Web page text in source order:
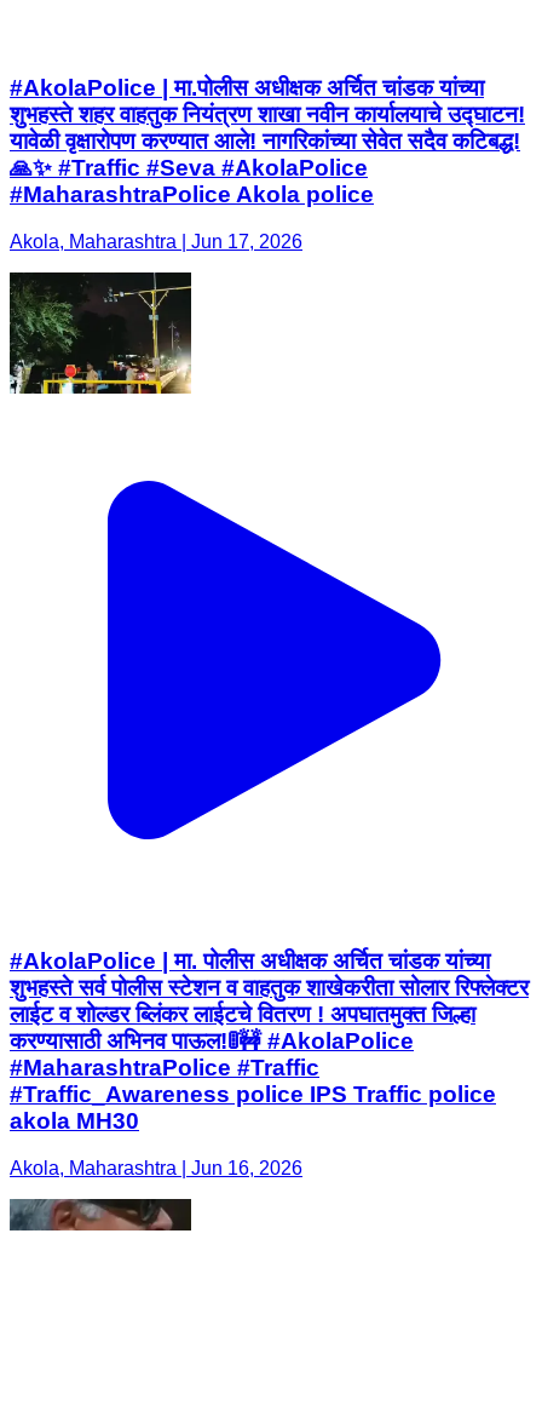
#AkolaPolice | मा.पोलीस अधीक्षक अर्चित चांडक यांच्या
शुभहस्ते शहर वाहतुक नियंत्रण शाखा नवीन कार्यालयाचे उद्घाटन!
यावेळी वृक्षारोपण करण्यात आले! नागरिकांच्या सेवेत सदैव कटिबद्ध!
🙏✨ #Traffic #Seva #AkolaPolice
#MaharashtraPolice Akola police
Akola, Maharashtra | Jun 17, 2026
#AkolaPolice | मा. पोलीस अधीक्षक अर्चित चांडक यांच्या
शुभहस्ते सर्व पोलीस स्टेशन व वाहतुक शाखेकरीता सोलार रिफ्लेक्टर
लाईट व शोल्डर ब्लिंकर लाईटचे वितरण ! अपघातमुक्त जिल्हा
करण्यासाठी अभिनव पाऊल!🚦🚧 #AkolaPolice
#MaharashtraPolice #Traffic
#Traffic_Awareness police IPS Traffic police
akola MH30
Akola, Maharashtra | Jun 16, 2026